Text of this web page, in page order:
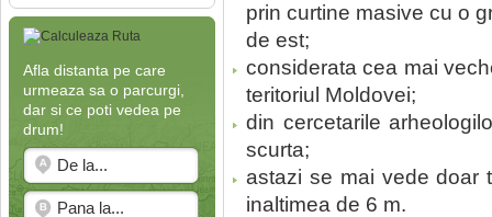
Afla distanta pe care
urmeaza sa o parcurgi,
dar si ce poti vedea pe
drum!
prin curtine masive cu o
de est;
considerata cea mai
teritoriul Moldovei;
din cercetarile
scurta;
astazi se mai vede doar
inaltimea de 6 m.